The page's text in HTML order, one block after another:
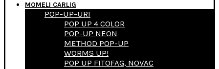
MOMELI CARLIG
POP-UP-URI
POP UP 4 COLOR
POP-UP NEON
METHOD POP-UP
WORMS UP!
POP UP FITOFAG, NOVAC